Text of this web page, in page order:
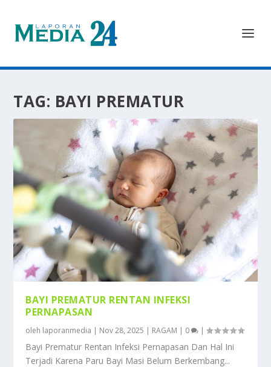
TAG: BAYI PREMATUR
BAYI PREMATUR RENTAN INFEKSI
PERNAPASAN
oleh laporanmedia | Nov 28, 2025 | RAGAM | 0 |
Bayi Prematur Rentan Infeksi Pernapasan Dan Hal Ini
Terjadi Karena Paru Bayi Masi Belum Berkembang...